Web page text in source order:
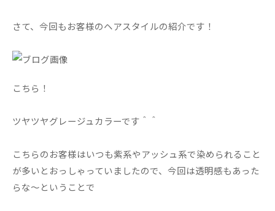
さて、今回もお客様のヘアスタイルの紹介です！
こちら！
ツヤツヤグレージュカラーです＾＾
こちらのお客様はいつも紫系やアッシュ系で染められること
が多いとおっしゃっていましたので、今回は透明感もあった
らな～ということで